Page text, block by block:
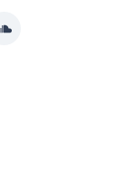
Soundcloud